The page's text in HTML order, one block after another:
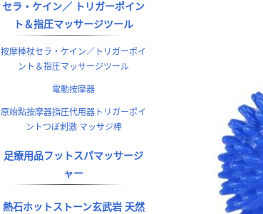
セラ・ケイン／ トリガーポイン
ト＆指圧マッサージツール
按摩棒杖セラ・ケイン／トリガーポイ
ント＆指圧マッサージツール
電動按摩器
原始點按摩器指圧代用器トリガーポイ
ントつぼ刺激 マッサジ棒
足療用品フットスパマッサージ
ャー
熱石ホットストーン玄武岩 天然